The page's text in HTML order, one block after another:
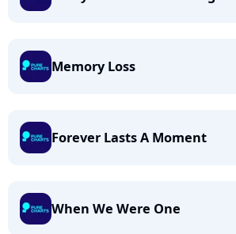
Memory Loss
Forever Lasts A Moment
When We Were One